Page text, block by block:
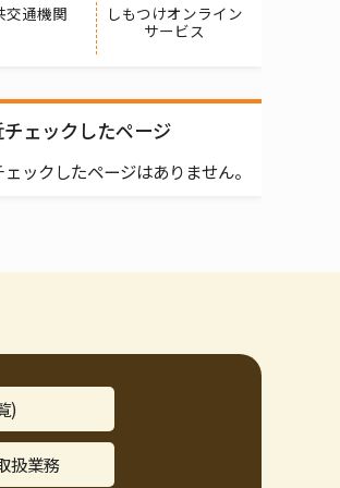
交通機関
しもつけオンライン
サービス
ェックしたページ
ックしたページはありません。
)
扱業務